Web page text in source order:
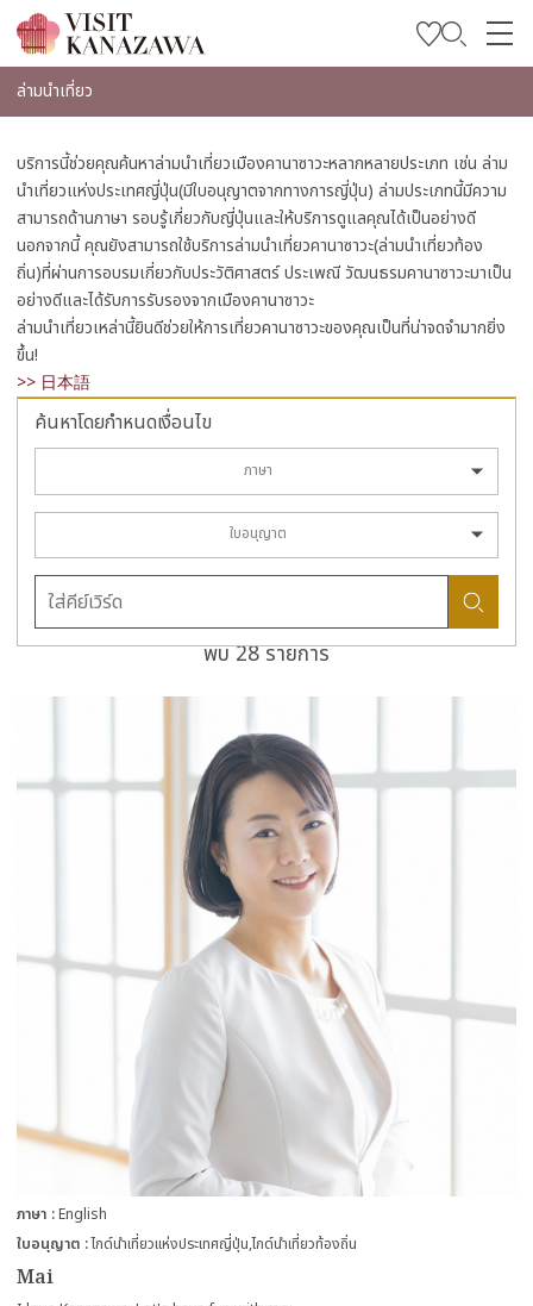
บทความพิเศษ
วางแผนการท่องเที่ยวของคุณ
Travel Trade and Media
Languages
ล่ามนำเที่ยว
บริการนี้ช่วยคุณค้นหาล่ามนำเที่ยวเมืองคานาซาวะหลากหลายประเภท เช่น ล่าม
นำเที่ยวแห่งประเทศญี่ปุ่น(มีใบอนุญาตจากทางการญี่ปุ่น) ล่ามประเภทนี้มีความ
สามารถด้านภาษา รอบรู้เกี่ยวกับญี่ปุ่นและให้บริการดูแลคุณได้เป็นอย่างดี
นอกจากนี้ คุณยังสามารถใช้บริการล่ามนำเที่ยวคานาซาวะ(ล่ามนำเที่ยวท้อง
ถิ่น)ที่ผ่านการอบรมเกี่ยวกับประวัติศาสตร์ ประเพณี วัฒนธรมคานาซาวะมาเป็น
อย่างดีและได้รับการรับรองจากเมืองคานาซาวะ
ล่ามนำเที่ยวเหล่านี้ยินดีช่วยให้การเที่ยวคานาซาวะของคุณเป็นที่น่าจดจำมากยิ่ง
ขึ้น!
>> 日本語
ค้นหาโดยกำหนดเงื่อนไข
ภาษา
ใบอนุญาต
พบ 28 รายการ
Mai
ภาษา English
ใบอนุญาต ไกด์นำเที่ยวแห่งประเทศญี่ปุ่นไกด์นำเที่ยวท้องถิ่น
more